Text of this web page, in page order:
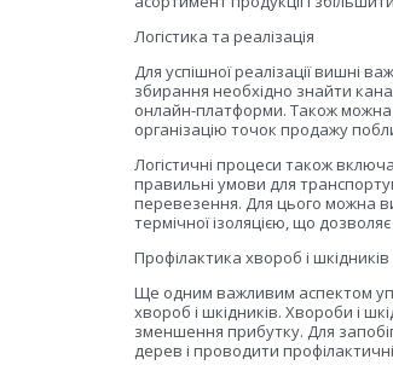
Логістика та реалізація
Для успішної реалізації вишні
збирання необхідно знайти
онлайн-платформи. Також можна
організацію точок продажу
Логістичні процеси також
правильні умови для
перевезення. Для цього можна
термічної ізоляцією, що
Профілактика хвороб і шкідників
Ще одним важливим аспектом
хвороб і шкідників. Хвороби і
зменшення прибутку. Для
дерев і проводити